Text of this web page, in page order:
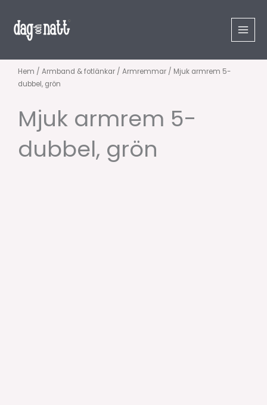
innehåll
Hem / Armband & fotlänkar / Armremmar / Mjuk armrem 5-
dubbel, grön
Mjuk armrem 5-
dubbel, grön